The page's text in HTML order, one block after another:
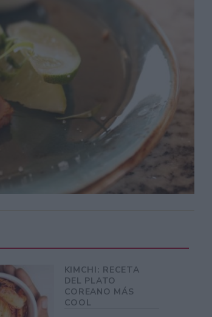
KIMCHI: RECETA
DEL PLATO
COREANO MÁS
COOL